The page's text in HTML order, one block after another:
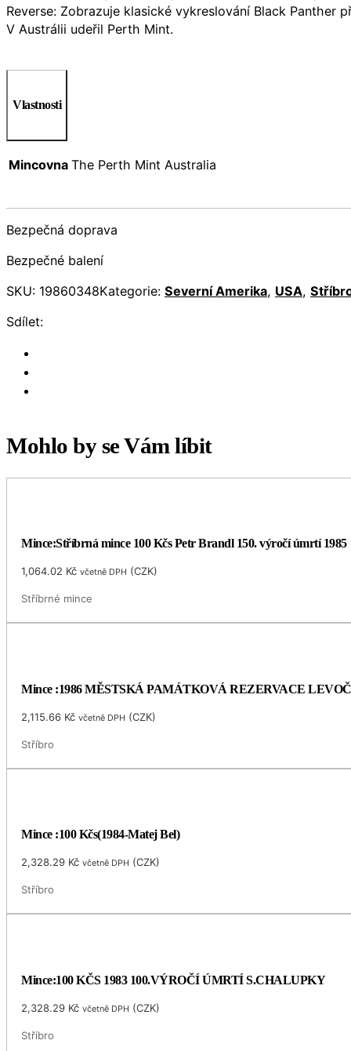
Reverse: Zobrazuje klasické vykreslování Black Panther
V Austrálii udeřil Perth Mint.
Vlastnosti
Mincovna The Perth Mint Australia
Bezpečná doprava
Bezpečné balení
SKU: 19860348Kategorie: Severní Amerika, USA,
Sdílet:
Mohlo by se Vám líbit
Mince:Stříbrná mince 100 Kčs Petr Brandl 150. výročí úmrtí 1985
1,064.02 Kč včetně DPH (CZK)
Stříbrné mince
Mince :1986 MĚSTSKÁ PAMÁTKOVÁ REZERVACE
2,115.66 Kč včetně DPH (CZK)
Stříbro
Mince :100 Kčs(1984-Matej Bel)
2,328.29 Kč včetně DPH (CZK)
Stříbro
Mince:100 KČS 1983 100.VÝROČÍ ÚMRTÍ S.CHALUPKY
2,328.29 Kč včetně DPH (CZK)
Stříbro